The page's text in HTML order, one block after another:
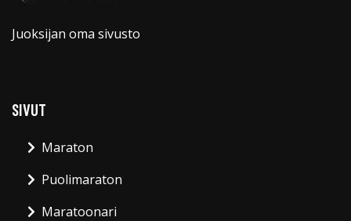
Juoksijan oma sivusto
SIVUT
Maraton
Puolimaraton
Maratoonari